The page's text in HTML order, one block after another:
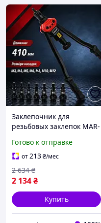
Заклепочник для
резьбовых заклепок MAR-
мм, Клепка для
резьбовых заклепок
Польша
Готово к отправке
от213₴/мес
2 134₴
2 634 ₴
Купить